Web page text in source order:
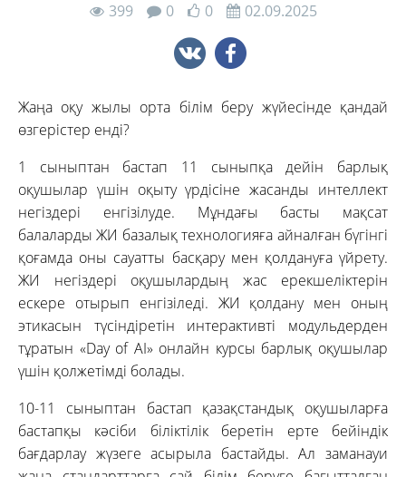
399 0 0 02.09.2025
Жаңа оқу жылы орта білім беру жүйесінде қандай
өзгерістер енді?
1 сыныптан бастап 11 сыныпқа дейін барлық
оқушылар үшін оқыту үрдісіне жасанды интеллект
негіздері енгізілуде. Мұндағы басты мақсат
балаларды ЖИ базалық технологияға айналған бүгінгі
қоғамда оны сауатты басқару мен қолдануға үйрету.
ЖИ негіздері оқушылардың жас ерекшеліктерін
ескере отырып енгізіледі. ЖИ қолдану мен оның
этикасын түсіндіретін интерактивті модульдерден
тұратын «Day of AI» онлайн курсы барлық оқушылар
үшін қолжетімді болады.
10-11 сыныптан бастап қазақстандық оқушыларға
бастапқы кәсіби біліктілік беретін ерте бейіндік
бағдарлау жүзеге асырыла бастайды. Ал заманауи